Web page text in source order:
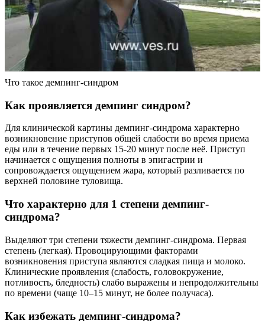
Что такое демпинг-синдром
Как проявляется демпинг синдром?
Для клинической картины демпинг-синдрома характерно
возникновение приступов общей слабости во время приема
еды или в течение первых 15-20 минут после неё. Приступ
начинается с ощущения полноты в эпигастрии и
сопровождается ощущением жара, который разливается по
верхней половине туловища.
Что характерно для 1 степени демпинг-
синдрома?
Выделяют три степени тяжести демпинг-синдрома. Первая
степень (легкая). Провоцирующими факторами
возникновения приступа являются сладкая пища и молоко.
Клинические проявления (слабость, головокружение,
потливость, бледность) слабо выражены и непродолжительны
по времени (чаще 10–15 минут, не более получаса).
Как избежать демпинг-синдрома?